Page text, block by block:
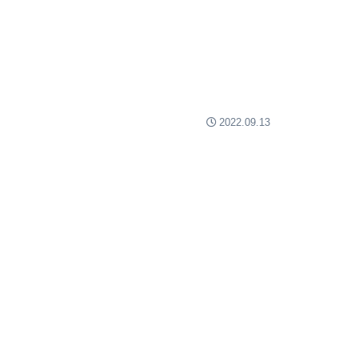
2022.09.13